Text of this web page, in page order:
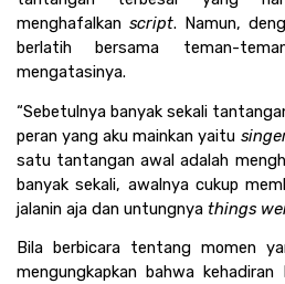
menghafalkan script. Namun,
berlatih bersama teman-
mengatasinya.
“Sebetulnya banyak sekali
peran yang aku mainkan yaitu
satu tantangan awal adalah
banyak sekali, awalnya cukup
jalanin aja dan untungnya things
Bila berbicara tentang momen
mengungkapkan bahwa